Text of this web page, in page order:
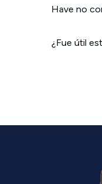
Have no
¿Fue útil